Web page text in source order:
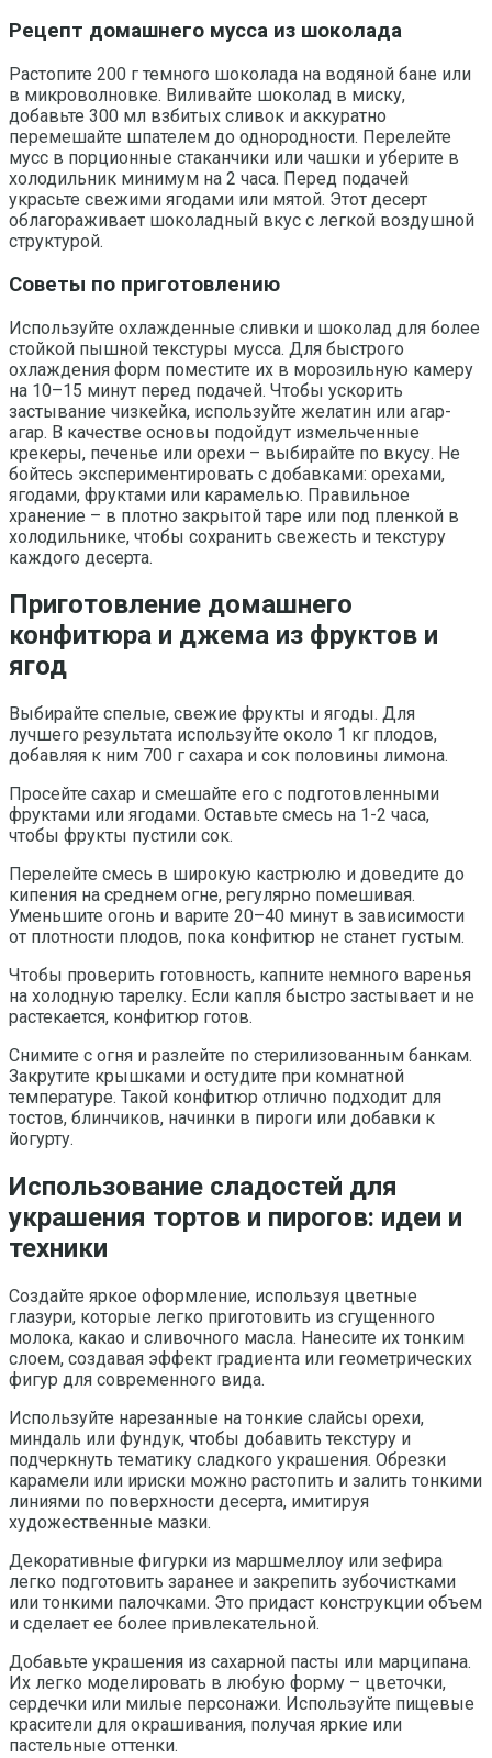
Рецепт домашнего мусса из шоколада
Растопите 200 г темного шоколада на водяной бане или
в микроволновке. Виливайте шоколад в миску,
добавьте 300 мл взбитых сливок и аккуратно
перемешайте шпателем до однородности. Перелейте
мусс в порционные стаканчики или чашки и уберите в
холодильник минимум на 2 часа. Перед подачей
украсьте свежими ягодами или мятой. Этот десерт
облагораживает шоколадный вкус с легкой воздушной
структурой.
Советы по приготовлению
Используйте охлажденные сливки и шоколад для более
стойкой пышной текстуры мусса. Для быстрого
охлаждения форм поместите их в морозильную камеру
на 10–15 минут перед подачей. Чтобы ускорить
застывание чизкейка, используйте желатин или агар-
агар. В качестве основы подойдут измельченные
крекеры, печенье или орехи – выбирайте по вкусу. Не
бойтесь экспериментировать с добавками: орехами,
ягодами, фруктами или карамелью. Правильное
хранение – в плотно закрытой таре или под пленкой в
холодильнике, чтобы сохранить свежесть и текстуру
каждого десерта.
Приготовление домашнего
конфитюра и джема из фруктов и
ягод
Выбирайте спелые, свежие фрукты и ягоды. Для
лучшего результата используйте около 1 кг плодов,
добавляя к ним 700 г сахара и сок половины лимона.
Просейте сахар и смешайте его с подготовленными
фруктами или ягодами. Оставьте смесь на 1-2 часа,
чтобы фрукты пустили сок.
Перелейте смесь в широкую кастрюлю и доведите до
кипения на среднем огне, регулярно помешивая.
Уменьшите огонь и варите 20–40 минут в зависимости
от плотности плодов, пока конфитюр не станет густым.
Чтобы проверить готовность, капните немного варенья
на холодную тарелку. Если капля быстро застывает и не
растекается, конфитюр готов.
Снимите с огня и разлейте по стерилизованным банкам.
Закрутите крышками и остудите при комнатной
температуре. Такой конфитюр отлично подходит для
тостов, блинчиков, начинки в пироги или добавки к
йогурту.
Использование сладостей для
украшения тортов и пирогов: идеи и
техники
Создайте яркое оформление, используя цветные
глазури, которые легко приготовить из сгущенного
молока, какао и сливочного масла. Нанесите их тонким
слоем, создавая эффект градиента или геометрических
фигур для современного вида.
Используйте нарезанные на тонкие слайсы орехи,
миндаль или фундук, чтобы добавить текстуру и
подчеркнуть тематику сладкого украшения. Обрезки
карамели или ириски можно растопить и залить тонкими
линиями по поверхности десерта, имитируя
художественные мазки.
Декоративные фигурки из маршмеллоу или зефира
легко подготовить заранее и закрепить зубочистками
или тонкими палочками. Это придаст конструкции объем
и сделает ее более привлекательной.
Добавьте украшения из сахарной пасты или марципана.
Их легко моделировать в любую форму – цветочки,
сердечки или милые персонажи. Используйте пищевые
красители для окрашивания, получая яркие или
пастельные оттенки.